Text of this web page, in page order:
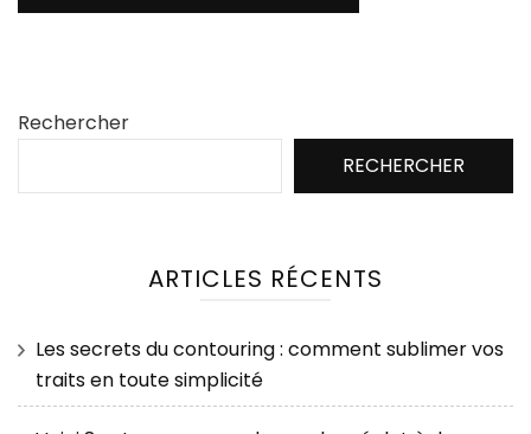
Rechercher
RECHERCHER
ARTICLES RÉCENTS
Les secrets du contouring : comment sublimer vos
traits en toute simplicité